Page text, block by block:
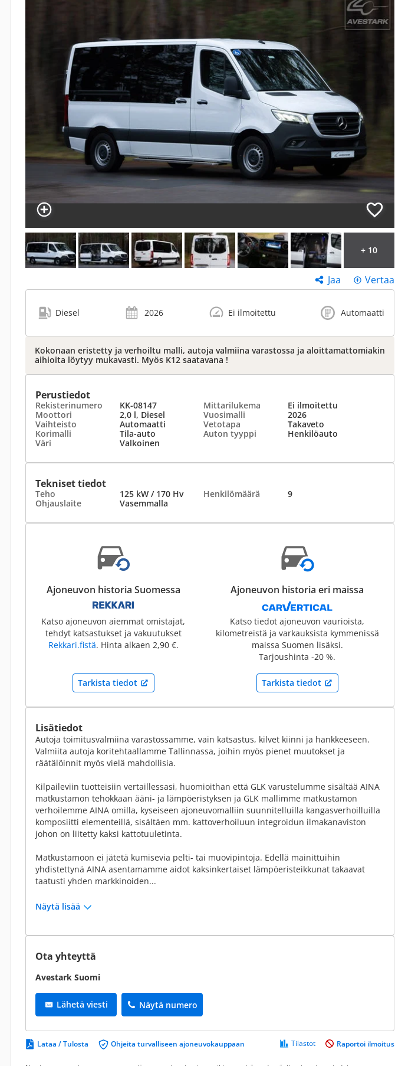
+ 10
Jaa Vertaa
Diesel 2026 Ei ilmoitettu Automaatti
Kokonaan eristetty ja verhoiltu malli, autoja valmiina varastossa ja aloittamattomiakin
aihioita löytyy mukavasti. Myös K12 saatavana !
Perustiedot
Rekisterinumero KK-08147 Mittarilukema
Ei ilmoitettu
Moottori
2,0 l, Diesel Vuosimalli
2026
Vaihteisto
Automaatti Vetotapa
Takaveto
Korimalli
Tila-auto Auton tyyppi
Henkilöauto
Väri
Valkoinen
Tekniset tiedot
Teho 125 kW / 170 Hv Henkilömäärä
9
Ohjauslaite
Vasemmalla
Ajoneuvon historia Suomessa
Katso ajoneuvon aiemmat omistajat,
tehdyt katsastukset ja vakuutukset
Rekkari.fistä. Hinta alkaen 2,90 €.
Tarkista tiedot
Ajoneuvon historia eri maissa
Katso tiedot ajoneuvon vaurioista,
kilometreistä ja varkauksista kymmenissä
maissa Suomen lisäksi.
Tarjoushinta -20 %.
Tarkista tiedot
Lisätiedot
Autoja toimitusvalmiina varastossamme, vain katsastus, kilvet kiinni ja hankkeeseen.
Valmiita autoja koritehtaallamme Tallinnassa, joihin myös pienet muutokset ja
räätälöinnit myös vielä mahdollisia.
Kilpaileviin tuotteisiin vertaillessasi, huomioithan että GLK varustelumme sisältää AINA
matkustamon tehokkaan ääni- ja lämpöeristyksen ja GLK mallimme matkustamon
verhoilemme AINA omilla, kyseiseen ajoneuvomalliin suunnitelluilla kangasverhoilluilla
komposiitti elementeillä, sisältäen mm. kattoverhoiluun integroidun ilmakanaviston
johon on liitetty kaksi kattotuuletinta.
Matkustamoon ei jätetä kumisevia pelti- tai muovipintoja. Edellä mainittuihin
yhdistettynä AINA asentamamme aidot kaksinkertaiset lämpöeristeikkunat takaavat
taatusti yhden markkinoiden...
Näytä lisää
Ota yhteyttä
Avestark Suomi
Lähetä viesti Näytä numero
Lataa / Tulosta Ohjeita turvalliseen ajoneuvokauppaan Tilastot Raportoi ilmoitus